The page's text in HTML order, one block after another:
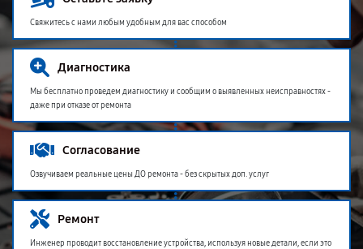
Свяжитесь с нами любым удобным для вас способом
Диагностика
Мы бесплатно проведем диагностику и сообщим о выявленных неисправностях -
даже при отказе от ремонта
Согласование
Озвучиваем реальные цены ДО ремонта - без скрытых доп. услуг
Ремонт
Инженер проводит восстановление устройства, используя новые детали, если это